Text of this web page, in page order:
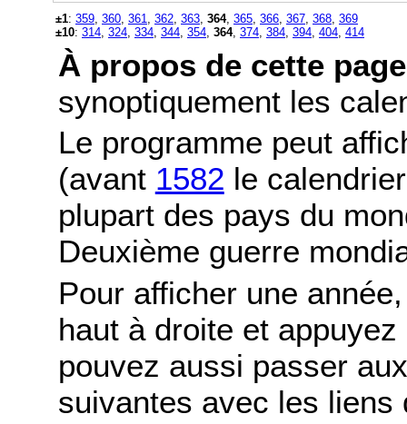
±1: 359 360 361 362 363 364, 365 366 367 368 369
±10: 314 324 334 344 354 364, 374 384 394 404 414
À propos de cette page
synoptiquement les
Le programme peut
(avant 1582 le
plupart des pays du
Deuxième guerre
Pour afficher une
haut à droite et
pouvez aussi passer
suivantes avec les liens